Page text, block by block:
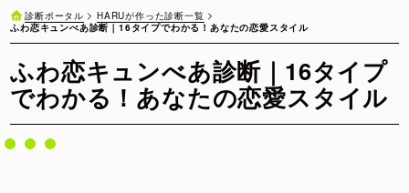
診断ポータル
HARUが作った診断一覧
ふわ恋キュンべあ診断｜16タイプでわかる！あなたの恋愛スタイル
ふわ恋キュンべあ診断｜16タイプ
でわかる！あなたの恋愛スタイル